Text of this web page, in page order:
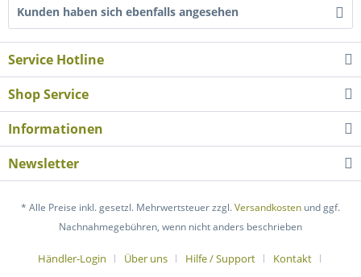
Kunden haben sich ebenfalls angesehen
Service Hotline
Shop Service
Informationen
Newsletter
* Alle Preise inkl. gesetzl. Mehrwertsteuer zzgl.Versandkosten und ggf.
Nachnahmegebühren, wenn nicht anders beschrieben
Händler-Login Über uns Hilfe / Support Kontakt